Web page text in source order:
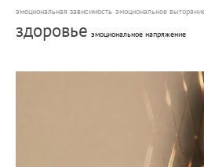
эмоциональная зависимость эмоциональное
здоровье эмоциональное напряжение